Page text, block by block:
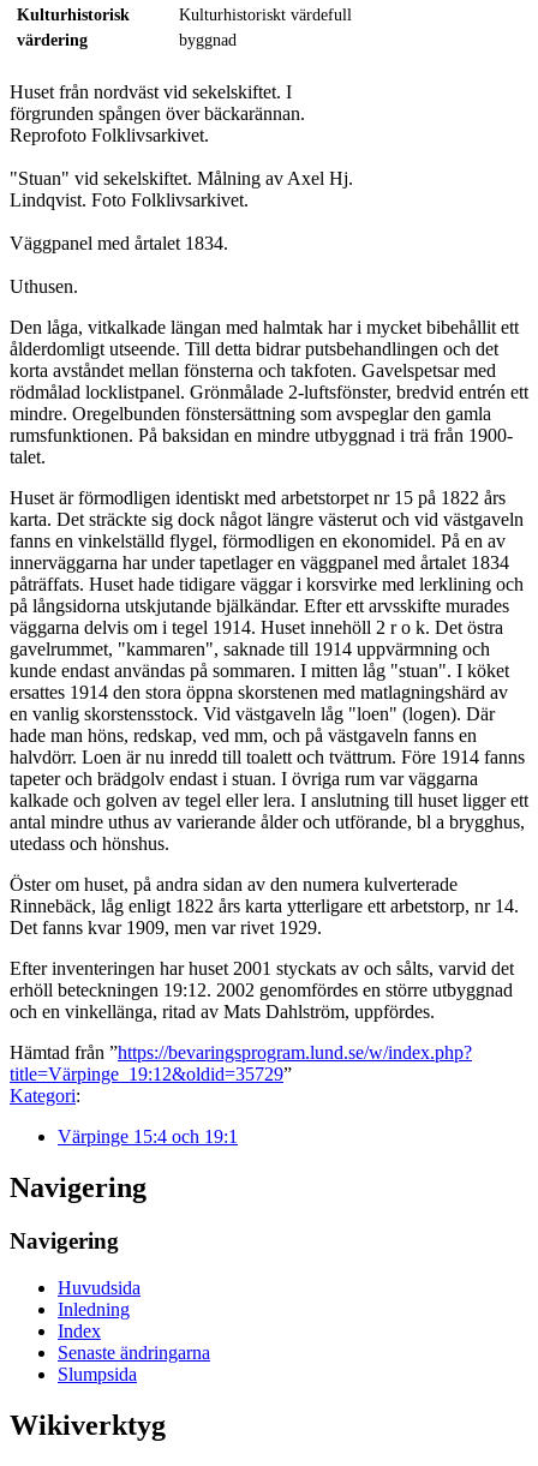
Kulturhistorisk
värdering
Kulturhistoriskt värdefull
byggnad
Huset från nordväst vid sekelskiftet. I
förgrunden spången över bäckarännan.
Reprofoto Folklivsarkivet.
"Stuan" vid sekelskiftet. Målning av Axel Hj.
Lindqvist. Foto Folklivsarkivet.
Väggpanel med årtalet 1834.
Uthusen.
Den låga, vitkalkade längan med halmtak har i mycket bibehållit ett
ålderdomligt utseende. Till detta bidrar putsbehandlingen och det
korta avståndet mellan fönsterna och takfoten. Gavelspetsar med
rödmålad locklistpanel. Grönmålade 2-luftsfönster, bredvid entrén ett
mindre. Oregelbunden fönstersättning som avspeglar den gamla
rumsfunktionen. På baksidan en mindre utbyggnad i trä från 1900-
talet.
Huset är förmodligen identiskt med arbetstorpet nr 15 på 1822 års
karta. Det sträckte sig dock något längre västerut och vid västgaveln
fanns en vinkelställd flygel, förmodligen en ekonomidel. På en av
innerväggarna har under tapetlager en väggpanel med årtalet 1834
påträffats. Huset hade tidigare väggar i korsvirke med lerklining och
på långsidorna utskjutande bjälkändar. Efter ett arvsskifte murades
väggarna delvis om i tegel 1914. Huset innehöll 2 r o k. Det östra
gavelrummet, "kammaren", saknade till 1914 uppvärmning och
kunde endast användas på sommaren. I mitten låg "stuan". I köket
ersattes 1914 den stora öppna skorstenen med matlagningshärd av
en vanlig skorstensstock. Vid västgaveln låg "loen" (logen). Där
hade man höns, redskap, ved mm, och på västgaveln fanns en
halvdörr. Loen är nu inredd till toalett och tvättrum. Före 1914 fanns
tapeter och brädgolv endast i stuan. I övriga rum var väggarna
kalkade och golven av tegel eller lera. I anslutning till huset ligger ett
antal mindre uthus av varierande ålder och utförande, bl a brygghus,
utedass och hönshus.
Öster om huset, på andra sidan av den numera kulverterade
Rinnebäck, låg enligt 1822 års karta ytterligare ett arbetstorp, nr 14.
Det fanns kvar 1909, men var rivet 1929.
Efter inventeringen har huset 2001 styckats av och sålts, varvid det
erhöll beteckningen 19:12. 2002 genomfördes en större utbyggnad
och en vinkellänga, ritad av Mats Dahlström, uppfördes.
Hämtad från ”https://bevaringsprogram.lund.se/w/index.php?
title=Värpinge_19:12&oldid=35729”
Kategori:
Värpinge 15:4 och 19:1
Navigering
Navigering
Huvudsida
Inledning
Index
Senaste ändringarna
Slumpsida
Wikiverktyg